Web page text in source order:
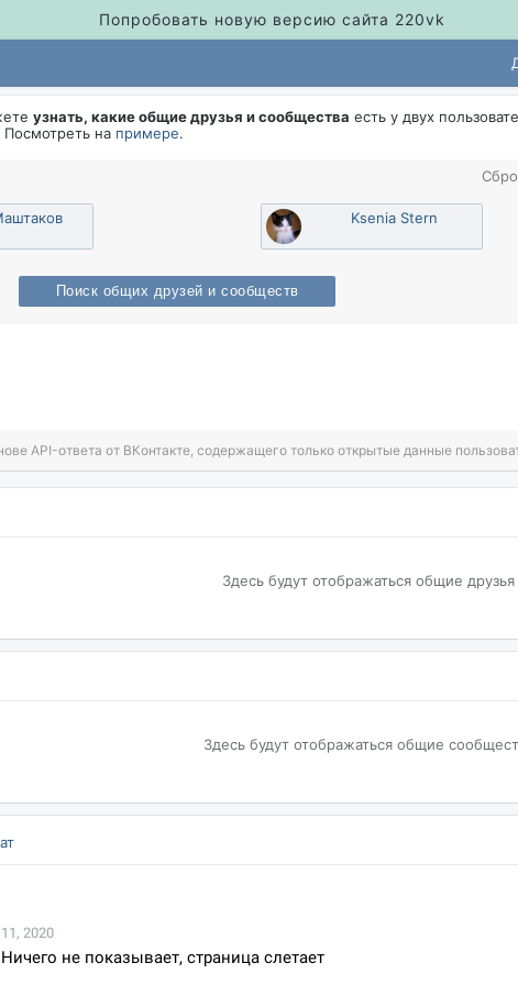
Попробовать новую версию сайта 220vk
узнать, какие общие друзья и сообщества есть у двух
Посмотреть на примере.
Ksenia Stern
Поиск общих друзей и сообщест
API-ответа от ВКонтакте, содержащего только открытые данные
Здесь будут отображаться общие друзья
Здесь будут отображаться общие